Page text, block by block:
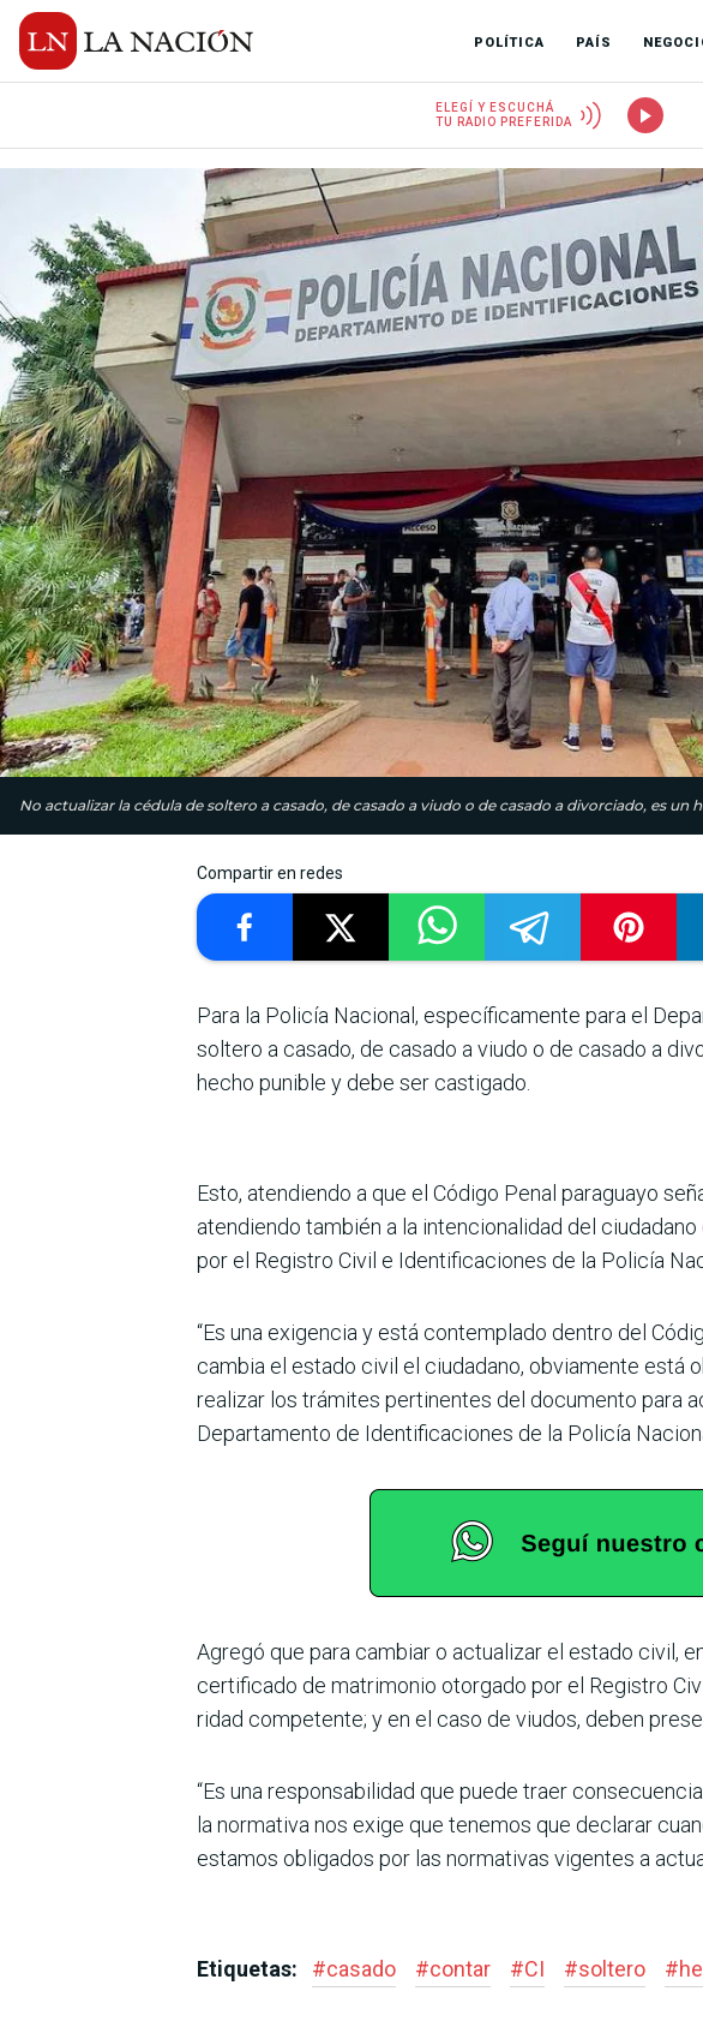
POLÍTICA PAÍS
ELEGÍ Y ESCUCHÁ
TU RADIO PREFERIDA
No actualizar la cédula de soltero a casado, de casado a viudo o de casado a divorciado, es un
Compartir en redes
Para la Policía Nacio­nal, específicamente para el
soltero a casado, de casado a viudo o de casado a
hecho punible y debe ser castigado.
Esto, atendiendo a que el Código Penal paraguayo
aten­diendo también a la inten­cionalidad del
por el Registro Civil e Identificacio­nes de la Policía
“Es una exigencia y está con­templado dentro del
cambia el estado civil el ciudadano, obviamente está
realizar los trámites pertinentes del documento para
Departamento de Identificaciones de la Policía
Agregó que para cambiar o actualizar el estado civil,
certificado de matrimonio otorgado por el Registro
ridad competente; y en el caso de viudos, deben
“Es una responsabilidad que puede traer
la norma­tiva nos exige que tenemos que declarar
estamos obligados por las normativas vigentes a
Etiquetas: #casado #contar #CI #soltero #